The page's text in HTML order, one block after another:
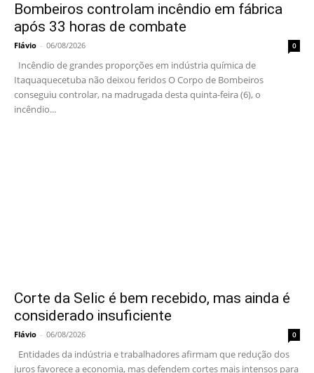
Bombeiros controlam incêndio em fábrica
após 33 horas de combate
Flávio - 06/08/2026 0
Incêndio de grandes proporções em indústria química de
Itaquaquecetuba não deixou feridos O Corpo de Bombeiros
conseguiu controlar, na madrugada desta quinta-feira (6), o
incêndio...
Corte da Selic é bem recebido, mas ainda é
considerado insuficiente
Flávio - 06/08/2026 0
Entidades da indústria e trabalhadores afirmam que redução dos
juros favorece a economia, mas defendem cortes mais intensos para